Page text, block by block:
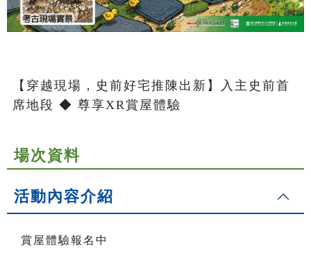
【穿越現場，史前好宅推陳出新】入主史前首
席地段 ◆ 尊享XR賞屋體驗
場次資料
活動內容介紹
賞屋體驗報名中